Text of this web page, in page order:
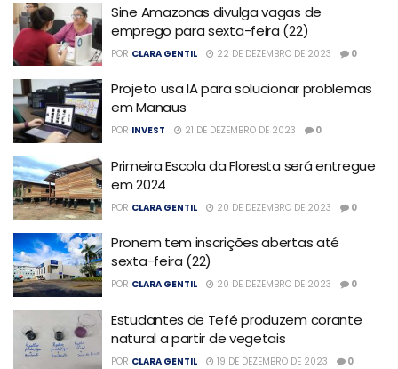
Sine Amazonas divulga vagas de
emprego para sexta-feira (22)
POR CLARA GENTIL 22 DE DEZEMBRO DE 2023 0
Projeto usa IA para solucionar problemas
em Manaus
POR INVEST 21 DE DEZEMBRO DE 2023 0
Primeira Escola da Floresta será entregue
em 2024
POR CLARA GENTIL 20 DE DEZEMBRO DE 2023 0
Pronem tem inscrições abertas até
sexta-feira (22)
POR CLARA GENTIL 20 DE DEZEMBRO DE 2023 0
Estudantes de Tefé produzem corante
natural a partir de vegetais
POR CLARA GENTIL 19 DE DEZEMBRO DE 2023 0